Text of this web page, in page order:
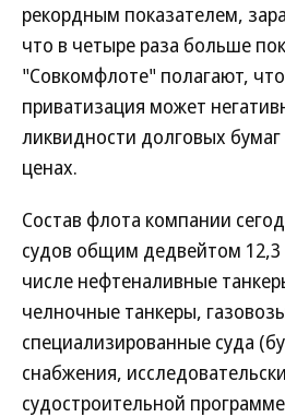
рекордным показателем,
что в четыре раза больше
"Совкомфлоте" полагают,
приватизация может
ликвидности долговых
ценах.
Состав флота компании
судов общим дедвейтом
числе нефтеналивные
челночные танкеры,
специализированные суда
снабжения,
судостроительной